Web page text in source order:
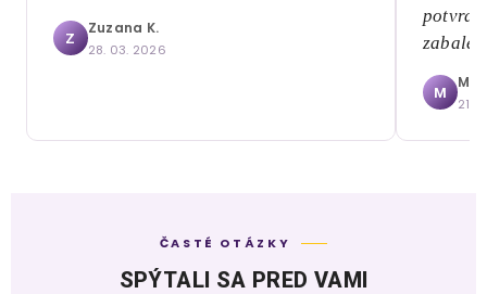
Z
Zuzana K.
28. 03. 2026
M
21.
ČASTÉ OTÁZKY
SPÝTALI SA PRED VAMI